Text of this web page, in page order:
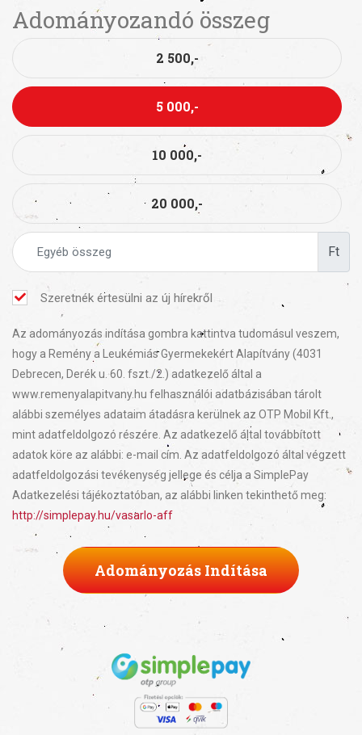
Adományozandó összeg
2 500,-
5 000,-
10 000,-
20 000,-
Ft
Szeretnék értesülni az új hírekről
Az adományozás indítása gombra kattintva tudomásul veszem,
hogy a Remény a Leukémiás Gyermekekért Alapítvány (4031
Debrecen, Derék u. 60. fszt./2.) adatkezelő által a
www.remenyalapitvany.hu felhasználói adatbázisában tárolt
alábbi személyes adataim átadásra kerülnek az OTP Mobil Kft.,
mint adatfeldolgozó részére. Az adatkezelő által továbbított
adatok köre az alábbi: e-mail cím. Az adatfeldolgozó által végzett
adatfeldolgozási tevékenység jellege és célja a SimplePay
Adatkezelési tájékoztatóban, az alábbi linken tekinthető meg:
http://simplepay.hu/vasarlo-aff
Adományozás Indítása